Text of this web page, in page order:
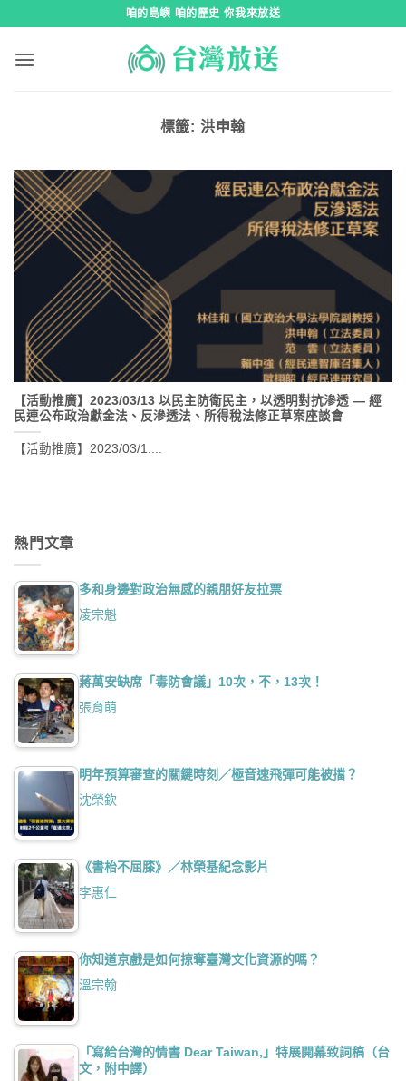
咱的島嶼 咱的歷史 你我來放送
標籤: 洪申翰
【活動推廣】2023/03/13 以民主防衛民主，以透明對抗滲透 — 經
民連公布政治獻金法、反滲透法、所得稅法修正草案座談會
【活動推廣】2023/03/1....
熱門文章
多和身邊對政治無感的親朋好友拉票
凌宗魁
蔣萬安缺席「毒防會議」10次，不，13次！
張育萌
明年預算審查的關鍵時刻／極音速飛彈可能被擋？
沈榮欽
《書枱不屈膝》／林榮基紀念影片
李惠仁
你知道京戲是如何掠奪臺灣文化資源的嗎？
溫宗翰
「寫給台灣的情書 Dear Taiwan,」特展開幕致詞稿（台
文，附中譯）